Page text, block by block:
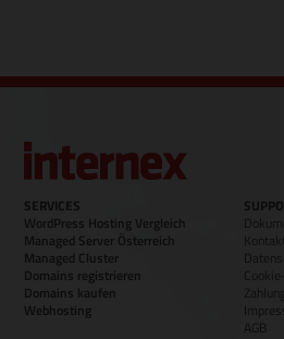
SERVICES
WordPress Hosting Vergleich
Managed Server Österreich
Managed Cluster
Domains registrieren
Domains kaufen
Webhosting
Kontakt
AGB